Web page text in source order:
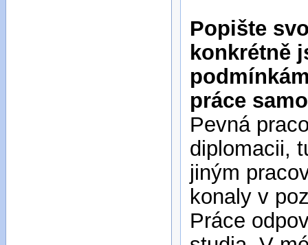
Popište
konkrétně
práce
Pevná
diplomacii,
jiným
konaly v
Práce